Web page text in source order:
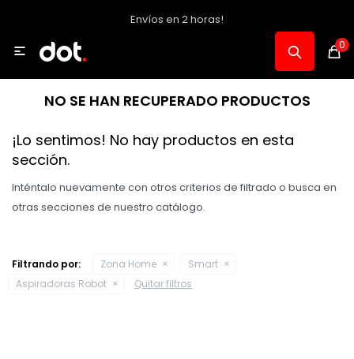
Envíos en 2 horas!
0

NO SE HAN RECUPERADO PRODUCTOS
¡Lo sentimos! No hay productos en esta
sección.
Inténtalo nuevamente con otros criterios de filtrado o busca en
otras secciones de nuestro catálogo.
Filtrando por: Zona Home
Smart
Aspiradoras Robot
Quitar filtros
Celulares, Relojes y Tablets